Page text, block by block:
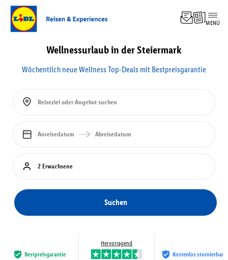
MENÜ
Wellnessurlaub in der Steiermark
Wöchentlich neue Wellness Top-Deals mit Bestpreisgarantie
Reiseziel oder Angebot suchen
Anreisedatum Abreisedatum
2 Erwachsene
Suchen
Bestpreis­garantie
Hervorragend
Kostenlos stornierbar